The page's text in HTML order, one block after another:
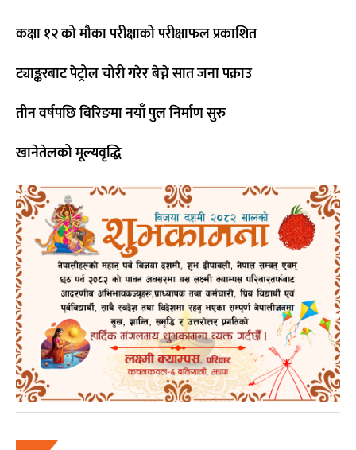
कक्षा १२ को मौका परीक्षाको परीक्षाफल प्रकाशित
ट्याङ्करबाट पेट्रोल चोरी गरेर बेच्ने सात जना पक्राउ
तीन वर्षपछि बिरिङमा नयाँ पुल निर्माण सुरु
खानेतेलको मूल्यवृद्धि